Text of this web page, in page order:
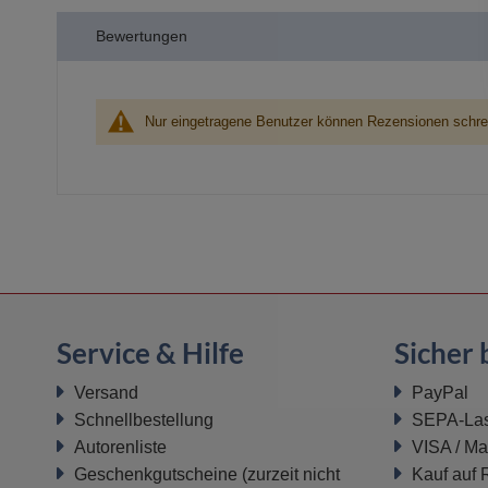
Bildergalerie
Bewertungen
Nur eingetragene Benutzer können Rezensionen
Service & Hilfe
Versand
Schnellbestellung
Autorenliste
Geschenkgutscheine (zurzeit nicht
Sicher
PayPal
SEPA-
VISA /
Kauf auf